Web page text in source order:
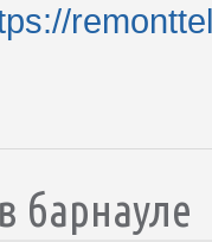
барнауле